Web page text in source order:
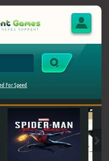
For Speed